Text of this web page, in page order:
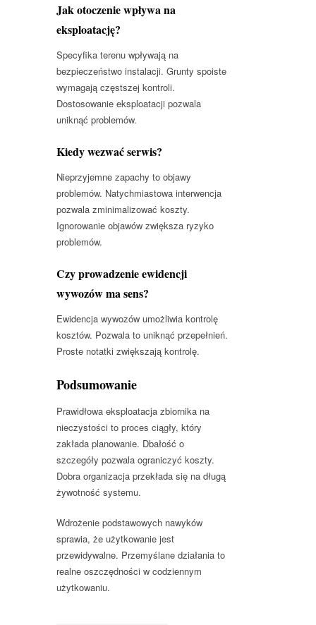
Jak otoczenie wpływa na
eksploatację?
Specyfika terenu wpływają na
bezpieczeństwo instalacji. Grunty spoiste
wymagają częstszej kontroli.
Dostosowanie eksploatacji pozwala
uniknąć problemów.
Kiedy wezwać serwis?
Nieprzyjemne zapachy to objawy
problemów. Natychmiastowa interwencja
pozwala zminimalizować koszty.
Ignorowanie objawów zwiększa ryzyko
problemów.
Czy prowadzenie ewidencji
wywozów ma sens?
Ewidencja wywozów umożliwia kontrolę
kosztów. Pozwala to uniknąć przepełnień.
Proste notatki zwiększają kontrolę.
Podsumowanie
Prawidłowa eksploatacja zbiornika na
nieczystości to proces ciągły, który
zakłada planowanie. Dbałość o
szczegóły pozwala ograniczyć koszty.
Dobra organizacja przekłada się na długą
żywotność systemu.
Wdrożenie podstawowych nawyków
sprawia, że użytkowanie jest
przewidywalne. Przemyślane działania to
realne oszczędności w codziennym
użytkowaniu.